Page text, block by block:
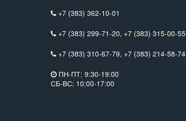
+7 (383) 362-10-01
+7 (383) 299-71-20, +7 (383) 315-00-55
+7 (383) 310-67-79, +7 (383) 214-58-74
ПН-ПТ: 9:30-19:00
СБ-ВС: 10:00-17:00